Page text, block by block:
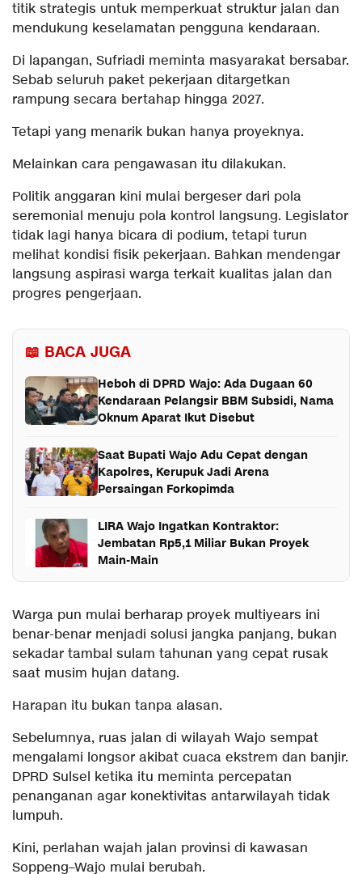
titik strategis untuk memperkuat struktur jalan dan
mendukung keselamatan pengguna kendaraan.
Di lapangan, Sufriadi meminta masyarakat bersabar.
Sebab seluruh paket pekerjaan ditargetkan
rampung secara bertahap hingga 2027.
Tetapi yang menarik bukan hanya proyeknya.
Melainkan cara pengawasan itu dilakukan.
Politik anggaran kini mulai bergeser dari pola
seremonial menuju pola kontrol langsung. Legislator
tidak lagi hanya bicara di podium, tetapi turun
melihat kondisi fisik pekerjaan. Bahkan mendengar
langsung aspirasi warga terkait kualitas jalan dan
progres pengerjaan.
📖 BACA JUGA
Heboh di DPRD Wajo: Ada Dugaan 60
Kendaraan Pelangsir BBM Subsidi, Nama
Oknum Aparat Ikut Disebut
Saat Bupati Wajo Adu Cepat dengan
Kapolres, Kerupuk Jadi Arena
Persaingan Forkopimda
LIRA Wajo Ingatkan Kontraktor:
Jembatan Rp5,1 Miliar Bukan Proyek
Main-Main
Warga pun mulai berharap proyek multiyears ini
benar-benar menjadi solusi jangka panjang, bukan
sekadar tambal sulam tahunan yang cepat rusak
saat musim hujan datang.
Harapan itu bukan tanpa alasan.
Sebelumnya, ruas jalan di wilayah Wajo sempat
mengalami longsor akibat cuaca ekstrem dan banjir.
DPRD Sulsel ketika itu meminta percepatan
penanganan agar konektivitas antarwilayah tidak
lumpuh.
Kini, perlahan wajah jalan provinsi di kawasan
Soppeng–Wajo mulai berubah.